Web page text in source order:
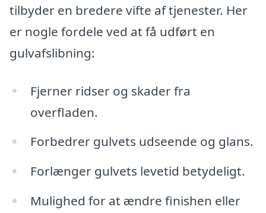
tilbyder en bredere vifte af tjenester. Her
er nogle fordele ved at få udført en
gulvafslibning:
Fjerner ridser og skader fra
overfladen.
Forbedrer gulvets udseende og glans.
Forlænger gulvets levetid betydeligt.
Mulighed for at ændre finishen eller